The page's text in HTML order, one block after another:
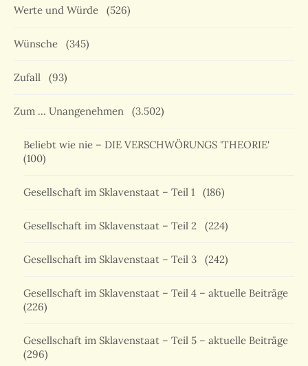
Werte und Würde (526)
Wünsche (345)
Zufall (93)
Zum … Unangenehmen (3.502)
Beliebt wie nie – DIE VERSCHWÖRUNGS 'THEORIE'
(100)
Gesellschaft im Sklavenstaat – Teil 1 (186)
Gesellschaft im Sklavenstaat – Teil 2 (224)
Gesellschaft im Sklavenstaat – Teil 3 (242)
Gesellschaft im Sklavenstaat – Teil 4 – aktuelle Beiträge
(226)
Gesellschaft im Sklavenstaat – Teil 5 – aktuelle Beiträge
(296)